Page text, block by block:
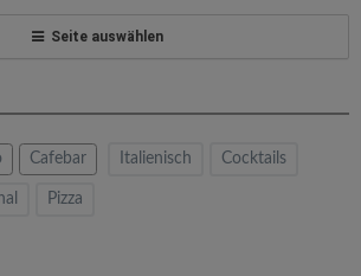
Seite auswählen
Cafebar Italienisch Cocktails
Pizza